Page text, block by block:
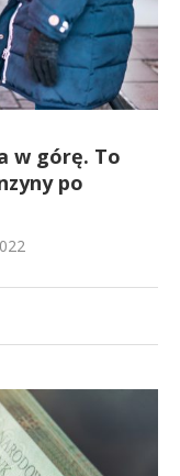
w górę. To
po